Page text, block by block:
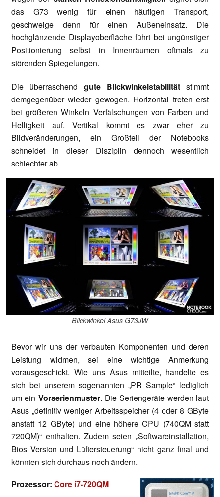
das G73 wenig für einen häufigen Transport,
geschweige denn für einen Außeneinsatz. Die
hochglänzende Displayoberfläche führt bei ungünstiger
Positionierung selbst in Innenräumen oftmals zu
störenden Spiegelungen.
Die überraschend gute Blickwinkelstabilitätstimmt
demgegenüber wieder gewogen. Horizontal treten erst
bei größeren Winkeln Verfälschungen von Farben und
Helligkeit auf. Vertikal kommt es zwar eher zu
Bildveränderungen, ein Großteil der Notebooks
schneidet in dieser Disziplin dennoch wesentlich
schlechter ab.
Blickwinkel Asus G73JW
Bevor wir uns der verbauten Komponenten und deren
Leistung widmen, sei eine wichtige Anmerkung
vorausgeschickt. Wie uns Asus mitteilte, handelte es
sich bei unserem sogenannten „PR Sample“ lediglich
um ein Vorserienmuster. Die Seriengeräte werden laut
Asus „definitiv weniger Arbeitsspeicher (4 oder 8 GByte
anstatt 12 GByte) und eine höhere CPU (740QM statt
720QM)“ enthalten. Zudem seien „Softwareinstallation,
Bios Version und Lüftersteuerung“ nicht ganz final und
könnten sich durchaus noch ändern.
Prozessor: Core i7-720QM